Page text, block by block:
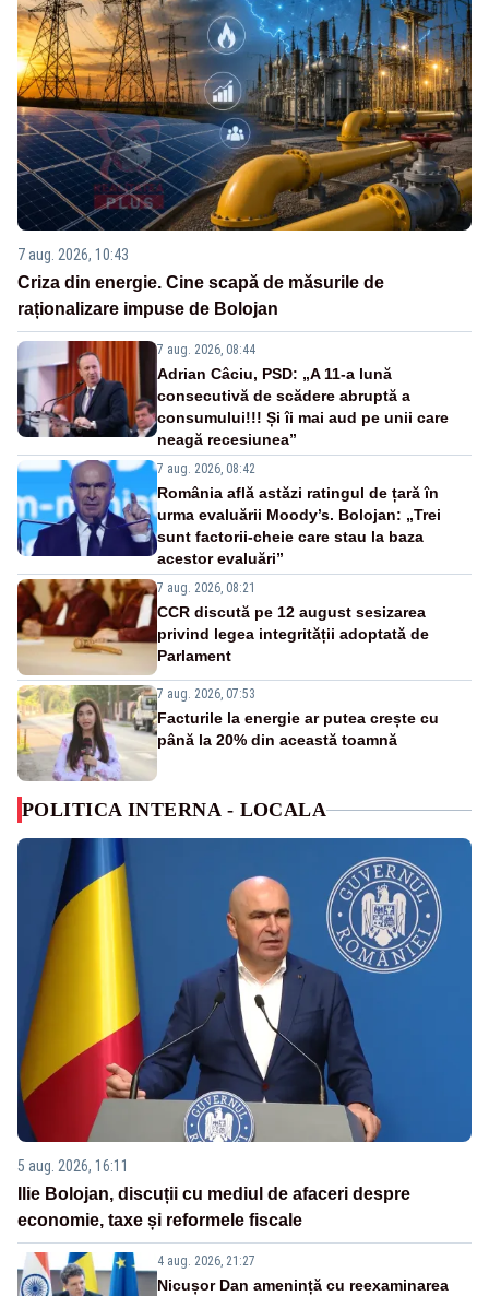
7 aug. 2026, 10:43
Criza din energie. Cine scapă de măsurile de
raționalizare impuse de Bolojan
7 aug. 2026, 08:44
Adrian Câciu, PSD: „A 11-a lună
consecutivă de scădere abruptă a
consumului!!! Și îi mai aud pe unii care
neagă recesiunea”
7 aug. 2026, 08:42
România află astăzi ratingul de țară în
urma evaluării Moody’s. Bolojan: „Trei
sunt factorii-cheie care stau la baza
acestor evaluări”
7 aug. 2026, 08:21
CCR discută pe 12 august sesizarea
privind legea integrității adoptată de
Parlament
7 aug. 2026, 07:53
Facturile la energie ar putea crește cu
până la 20% din această toamnă
POLITICA INTERNA - LOCALA
5 aug. 2026, 16:11
Ilie Bolojan, discuții cu mediul de afaceri despre
economie, taxe și reformele fiscale
4 aug. 2026, 21:27
Nicușor Dan amenință cu reexaminarea